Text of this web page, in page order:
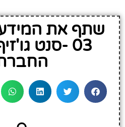
שתף את המידע
03 -סנט